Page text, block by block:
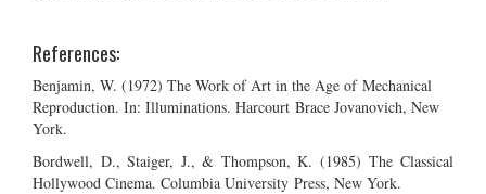
References:
Benjamin, W. (1972) The Work of Art in the Age of Mechanical
Reproduction. In: Illuminations. Harcourt Brace Jovanovich, New
York.
Bordwell, D., Staiger, J., & Thompson, K. (1985) The Classical
Hollywood Cinema. Columbia University Press, New York.